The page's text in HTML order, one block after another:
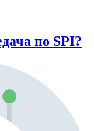
по SPI?